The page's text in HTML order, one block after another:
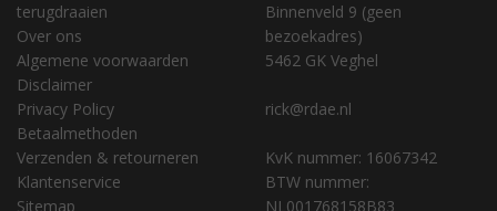
terugdraaien
Over ons
Algemene voorwaarden
Disclaimer
Privacy Policy
Betaalmethoden
Verzenden & retourneren
Klantenservice
Sitemap
Binnenveld 9 (geen
bezoekadres)
5462 GK Veghel
rick@rdae.nl
KvK nummer: 16067342
BTW nummer:
NL001768158B83